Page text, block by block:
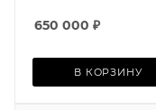
650 000 ₽
В КОРЗИНУ